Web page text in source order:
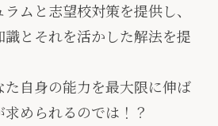
ムと志望校対策を提供し、
とそれを活かした解法を提
た自身の能力を最大限に伸ば
められるのでは！？